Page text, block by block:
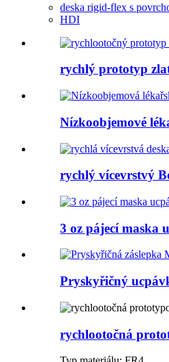
deska rigid-flex s
HDI
rychlý prototyp
Nízkoobjemové
rychlý vícevrstvý
3 oz pájecí maska
Pryskyřičný
rychlootočná